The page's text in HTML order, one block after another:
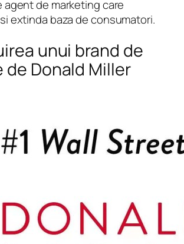
agent de marketing care
extinda baza de consumatori.
unui brand de
de Donald Miller